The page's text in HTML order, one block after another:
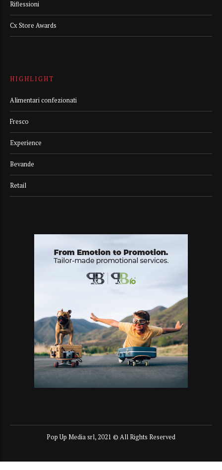
Riflessioni
Cx Store Awards
HIGHLIGHT
Alimentari confezionati
Fresco
Experience
Bevande
Retail
Pop Up Media srl, 2021 © All Rights Reserved